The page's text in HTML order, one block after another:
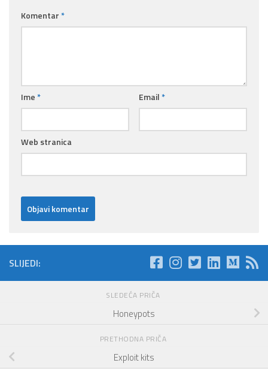
Komentar *
Ime * Email *
Web stranica
SLIJEDI:
SLEDEĆA PRIČA
Honeypots
PRETHODNA PRIČA
Exploit kits